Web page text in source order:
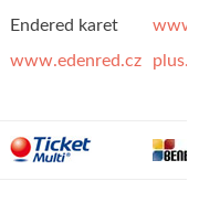
Endered karet
www.edenred.cz
plus.eu